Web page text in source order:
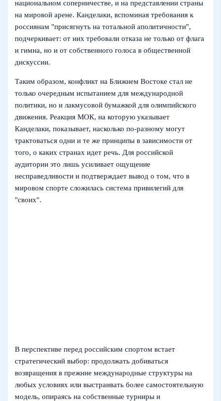
национальном соперничестве, и на представлении страны
на мировой арене. Канделаки, вспоминая требования к
россиянам "присягнуть на тотальной аполитичности",
подчеркивает: от них требовали отказа не только от флага
и гимна, но и от собственного голоса в общественной
дискуссии.
Таким образом, конфликт на Ближнем Востоке стал не
только очередным испытанием для международной
политики, но и лакмусовой бумажкой для олимпийского
движения. Реакция МОК, на которую указывает
Канделаки, показывает, насколько по‑разному могут
трактоваться одни и те же принципы в зависимости от
того, о каких странах идет речь. Для российской
аудитории это лишь усиливает ощущение
несправедливости и подтверждает вывод о том, что в
мировом спорте сложилась система привилегий для
"своих".
В перспективе перед российским спортом встает
стратегический выбор: продолжать добиваться
возвращения в прежние международные структуры на
любых условиях или выстраивать более самостоятельную
модель, опираясь на собственные турниры и